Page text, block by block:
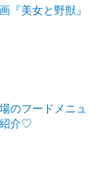
『美女と野獣』
のフードメニュ
介♡